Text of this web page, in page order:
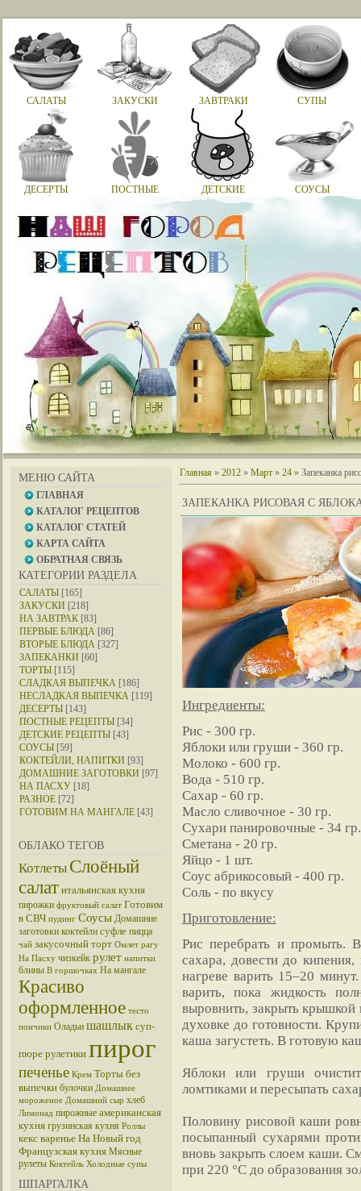
САЛАТЫ ЗАКУСКИ ЗАВТРАКИ СУПЫ
ДЕСЕРТЫ ПОСТНЫЕ ДЕТСКИЕ СОУСЫ
МЕНЮ САЙТА
ГЛАВНАЯ
КАТАЛОГ РЕЦЕПТОВ
КАТАЛОГ СТАТЕЙ
КАРТА САЙТА
ОБРАТНАЯ СВЯЗЬ
КАТЕГОРИИ РАЗДЕЛА
САЛАТЫ [165]
ЗАКУСКИ [218]
НА ЗАВТРАК [83]
ПЕРВЫЕ БЛЮДА [86]
ВТОРЫЕ БЛЮДА [327]
ЗАПЕКАНКИ [60]
ТОРТЫ [115]
СЛАДКАЯ ВЫПЕЧКА [186]
НЕСЛАДКАЯ ВЫПЕЧКА [119]
ДЕСЕРТЫ [143]
ПОСТНЫЕ РЕЦЕПТЫ [34]
ДЕТСКИЕ РЕЦЕПТЫ [43]
СОУСЫ [59]
КОКТЕЙЛИ, НАПИТКИ [93]
ДОМАШНИЕ ЗАГОТОВКИ [97]
НА ПАСХУ [18]
РАЗНОЕ [72]
ГОТОВИМ НА МАНГАЛЕ [43]
ОБЛАКО ТЕГОВ
Котлеты Слоёный
салат итальянская кухня
пирожки фруктовый салат Готовим
в СВЧ пудинг Соусы Домашние
заготовки коктейли суфле пицца
чай закусочный торт Омлет рагу
На Пасху чизкейк рулет напитки
блины В горшочках На мангале
Красиво
оформленное тесто
пончики Оладьи шашлык суп-
пюре рулетики пирог
печенье Крем Торты без
выпечки булочки Домашнее
мороженое Домашний сыр хлеб
Лимонад пирожные американская
кухня грузинская кухня Роллы
кекс варенье На Новый год
Французская кухня Мясные
рулеты Коктейль Холодные супы
ШПАРГАЛКА
Главная » 2012 » Март » 24 » Запеканка
ЗАПЕКАНКА РИСОВАЯ С
Ингредиенты:
Рис - 300 гр.
Яблоки или груши - 360 гр.
Молоко - 600 гр.
Вода - 510 гр.
Сахар - 60 гр.
Масло сливочное - 30 гр.
Сухари панировочные - 34 гр.
Сметана - 20 гр.
Яйцо - 1 шт.
Соус абрикосовый - 400 гр.
Соль - по вкусу
Приготовление:
Рис перебрать и промыть.
сахара, довести до
нагреве варить 15–20
варить, пока жидкость
выровнить, закрыть крышкой
духовке до готовности.
каша загустеть. В готовую
Яблоки или груши
ломтиками и пересыпать
Половину рисовой каши
посыпанный сухарями
вновь закрыть слоем каши.
при 220 °С до образования